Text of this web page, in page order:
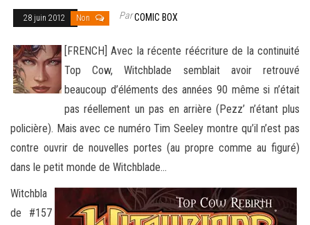
28 juin 2012 Non ParCOMIC BOX
[FRENCH] Avec la récente réécriture de la continuité
Top Cow, Witchblade semblait avoir retrouvé
beaucoup d’éléments des années 90 même si n’était
pas réellement un pas en arrière (Pezz’ n’étant plus
policière). Mais avec ce numéro Tim Seeley montre qu’il n’est pas
contre ouvrir de nouvelles portes (au propre comme au figuré)
dans le petit monde de Witchblade…
Witchbla
de #157